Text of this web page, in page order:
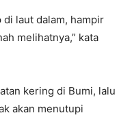
di laut dalam, hampir
melihatnya,” kata
kering di Bumi, lalu
akan menutupi